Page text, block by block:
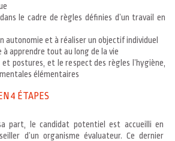
le cadre de règles définies d’un travail en
autonomie et à réaliser un objectif individuel
à apprendre tout au long de la vie
postures, et le respect des règles l’hygiène,
élémentaires
4 ÉTAPES
part, le candidat potentiel est accueilli en
d’un organisme évaluateur. Ce dernier